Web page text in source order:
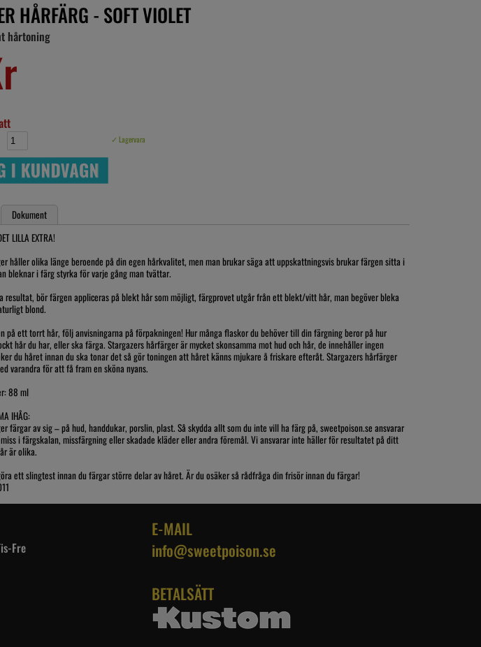
HÅRFÄRG - SOFT VIOLET
hårtoning
✓ Lagervara
Dokument
LILLA EXTRA!
håller olika länge beroende på din egen hårkvalitet, men man brukar säga att uppskattningsvis brukar färgen sitta i
bleknar i färg styrka för varje gång man tvättar.
resultat, bör färgen appliceras på blekt hår som möjligt, färgprovet utgår från ett blekt/vitt hår, man begöver bleka
blond.
på ett torrt hår, följ anvisningarna på förpakningen! Hur många flaskor du behöver till din färgning beror på hur
hår du har, eller ska färga. Stargazers hårfärger är mycket skonsamma mot hud och hår, de innehåller ingen
du håret innan du ska tonar det så gör toningen att håret känns mjukare å friskare efteråt. Stargazers hårfärger
varandra för att få fram en sköna nyans.
88 ml
IHÅG:
färgar av sig – på hud, handdukar, porslin, plast. Så skydda allt som du inte vill ha färg på, sweetpoison.se ansvarar
i färgskalan, missfärgning eller skadade kläder eller andra föremål. Vi ansvarar inte häller för resultatet på ditt
är olika.
ett slingtest innan du färgar större delar av håret. Är du osäker så rådfråga din frisör innan du färgar!
Fre
E-MAIL
info@sweetpoison.se
BETALSÄTT